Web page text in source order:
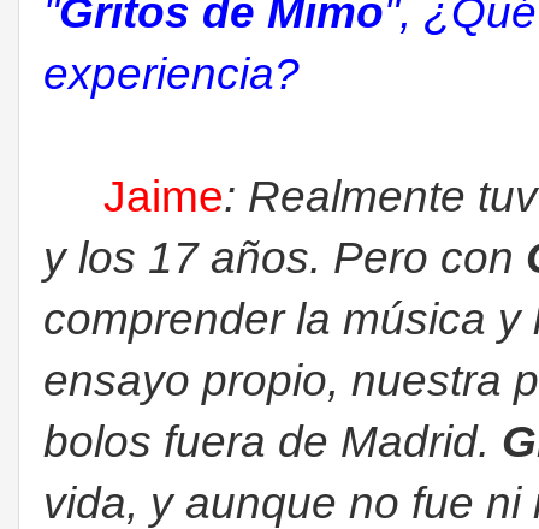
"Gritos de Mimo",
experiencia?
Jaime: Realmente
y los 17 años. Pero con
comprender la música
ensayo propio, nuestra
bolos fuera de Madrid.
vida, y aunque no fue